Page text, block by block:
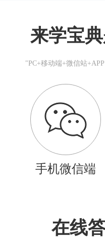
来学宝
"PC+移动端+微信站
手机微信端
在线